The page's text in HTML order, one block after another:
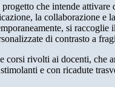
che intende
la collaborazione e
si
di contrasto a
corsi rivolti ai docenti,
e con ricadute